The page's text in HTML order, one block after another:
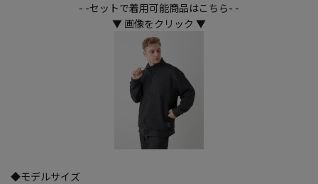
- -セットで着用可能商品はこちら- -
▼ 画像をクリック ▼
◆モデルサイズ